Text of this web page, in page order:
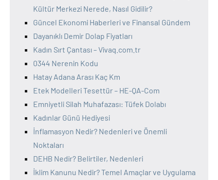
Kültür Merkezi Nerede, Nasıl Gidilir?
Güncel Ekonomi Haberleri ve Finansal Gündem
Dayanıklı Demir Dolap Fiyatları
Kadın Sırt Çantası – Vivaq.com.tr
0344 Nerenin Kodu
Hatay Adana Arası Kaç Km
Etek Modelleri Tesettür – HE-QA-Com
Emniyetli Silah Muhafazası: Tüfek Dolabı
Kadınlar Günü Hediyesi
İnflamasyon Nedir? Nedenleri ve Önemli
Noktaları
DEHB Nedir? Belirtiler, Nedenleri
İklim Kanunu Nedir? Temel Amaçlar ve Uygulama